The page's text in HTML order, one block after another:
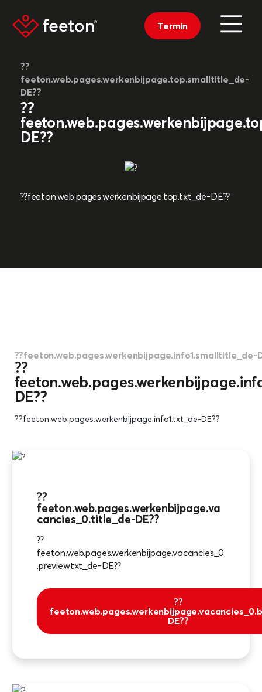
Termin
??
feeton.web.pages.werkenbijpage.top.smalltitle_de-
DE??
??
DE??
??feeton.web.pages.werkenbijpage.top.txt_de-DE??
??feeton.web.pages.werkenbijpage.info1.smalltitle_de-
??
DE??
??feeton.web.pages.werkenbijpage.info1.txt_de-DE??
??
feeton.web.pages.werkenbijpage.va
cancies_0.title_de-DE??
??
feeton.web.pages.werkenbijpage.vacancies_0
.previewtxt_de-DE??
??
DE??